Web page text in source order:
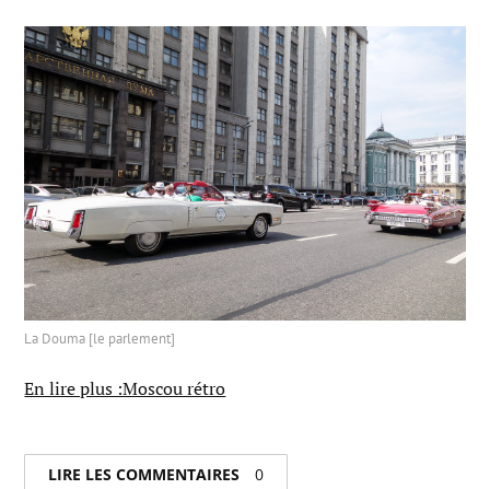
La Douma [le parlement]
En lire plus :Moscou rétro
LIRE LES COMMENTAIRES 0